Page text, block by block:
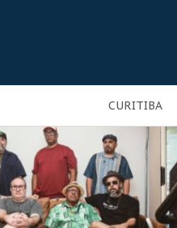
CURITIBA